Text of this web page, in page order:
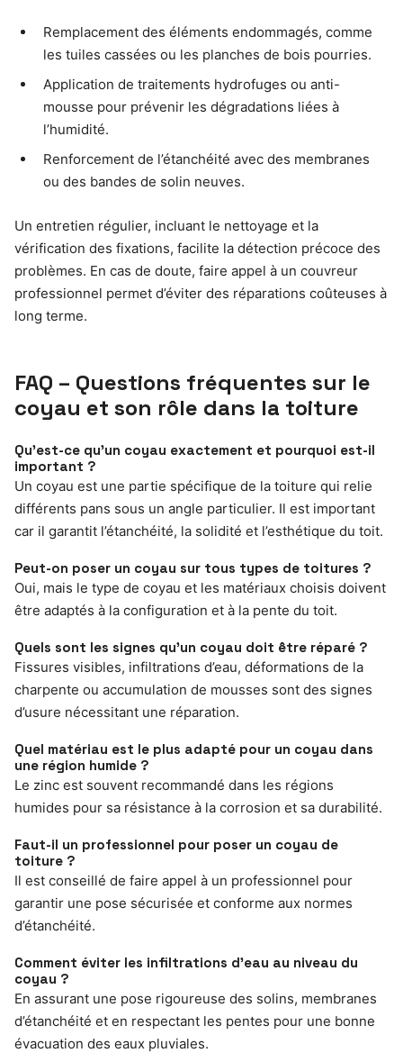
Remplacement des éléments endommagés, comme
les tuiles cassées ou les planches de bois pourries.
Application de traitements hydrofuges ou anti-
mousse pour prévenir les dégradations liées à
l’humidité.
Renforcement de l’étanchéité avec des membranes
ou des bandes de solin neuves.
Un entretien régulier, incluant le nettoyage et la
vérification des fixations, facilite la détection précoce des
problèmes. En cas de doute, faire appel à un couvreur
professionnel permet d’éviter des réparations coûteuses à
long terme.
FAQ – Questions fréquentes sur le
coyau et son rôle dans la toiture
Qu’est-ce qu’un coyau exactement et pourquoi est-il
important ?
Un coyau est une partie spécifique de la toiture qui relie
différents pans sous un angle particulier. Il est important
car il garantit l’étanchéité, la solidité et l’esthétique du toit.
Peut-on poser un coyau sur tous types de toitures ?
Oui, mais le type de coyau et les matériaux choisis doivent
être adaptés à la configuration et à la pente du toit.
Quels sont les signes qu’un coyau doit être réparé ?
Fissures visibles, infiltrations d’eau, déformations de la
charpente ou accumulation de mousses sont des signes
d’usure nécessitant une réparation.
Quel matériau est le plus adapté pour un coyau dans
une région humide ?
Le zinc est souvent recommandé dans les régions
humides pour sa résistance à la corrosion et sa durabilité.
Faut-il un professionnel pour poser un coyau de
toiture ?
Il est conseillé de faire appel à un professionnel pour
garantir une pose sécurisée et conforme aux normes
d’étanchéité.
Comment éviter les infiltrations d’eau au niveau du
coyau ?
En assurant une pose rigoureuse des solins, membranes
d’étanchéité et en respectant les pentes pour une bonne
évacuation des eaux pluviales.